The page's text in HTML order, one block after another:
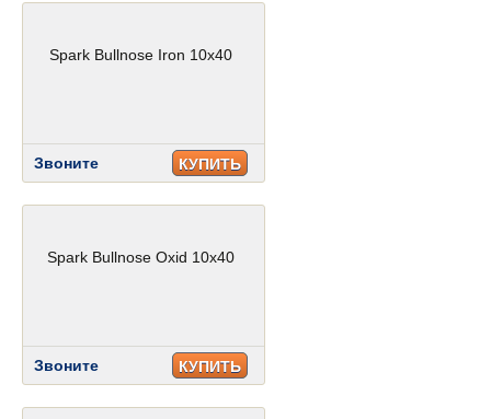
Spark Bullnose Iron 10x40
Звоните КУПИТЬ
Spark Bullnose Oxid 10x40
Звоните КУПИТЬ